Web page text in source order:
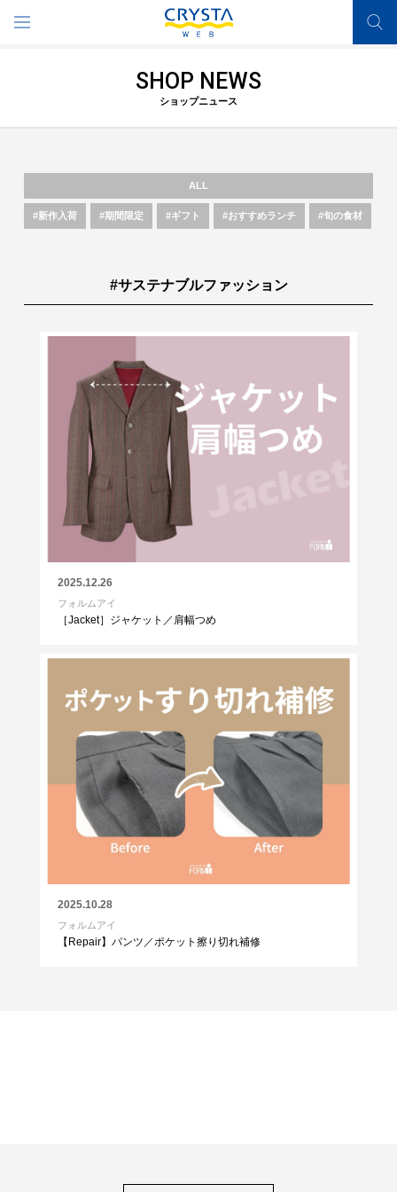
SHOP NEWS
ショップニュース
ALL
#新作入荷 #期間限定 #ギフト #おすすめランチ #旬の食材
#サステナブルファッション
2025.12.26
フォルムアイ
［Jacket］ジャケット／肩幅つめ
2025.10.28
フォルムアイ
【Repair】パンツ／ポケット擦り切れ補修